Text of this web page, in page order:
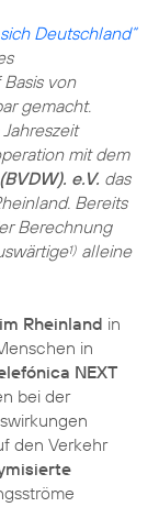
Deutschland“
von
gemacht.
mit dem
e.V. das
Bereits
Berechnung
1) alleine
Rheinland in
in
NEXT
bei der
den Verkehr